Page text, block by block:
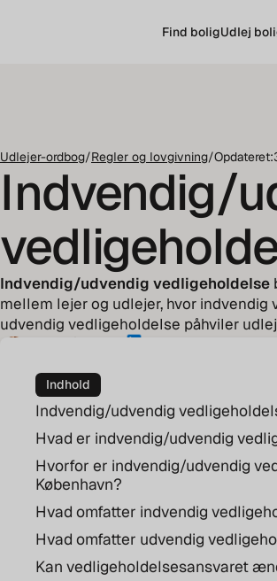
Find boligUdlej
Udlejer-ordbog/Regler og lovgivning/Opdateret:
Indvendig/
Indvendig/udvendig vedligeholdelse
mellem lejer og udlejer, hvor
udvendig vedligeholdelse påhviler
Tenna Pindstrup
Indhold
Indvendig/udvendig
Hvad er indvendig/udvendig
Hvorfor er indvendig/udvendig
København?
Hvad omfatter indvendig
Hvad omfatter udvendig
Kan vedligeholdelsesansvaret